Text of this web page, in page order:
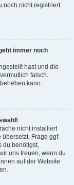
noch nicht registriert
immer noch
hast und die
falsch.
kann.
nicht installiert
Frage ggf.
du benötigst,
uns freuen, wenn du
auf der Website